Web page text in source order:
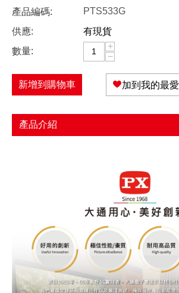
產品編碼:
PTS533G
供應:
有現貨
數量:
+
−
新增到購物車 加到我的最愛
產品介紹